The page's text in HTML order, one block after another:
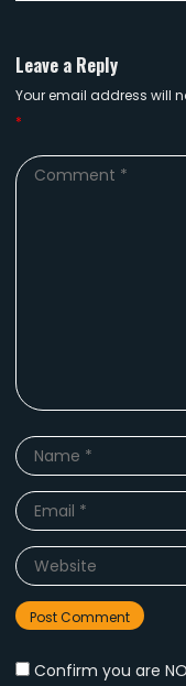
Leave a Reply
Your email address will
*
Comment
Name
Email
Website
Confirm you are